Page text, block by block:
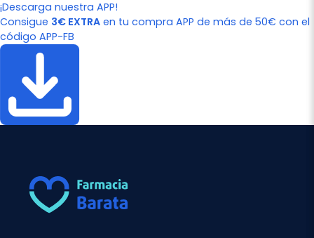
¡Descarga nuestra APP!
Consigue 3€ EXTRA en tu compra APP de más de 50€ con el
código APP-FB